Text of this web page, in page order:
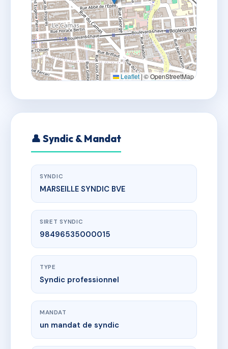
Leaflet|© OpenStreetMap
👤 Syndic & Mandat
SYNDIC
MARSEILLE SYNDIC BVE
SIRET SYNDIC
98496535000015
TYPE
Syndic professionnel
MANDAT
un mandat de syndic